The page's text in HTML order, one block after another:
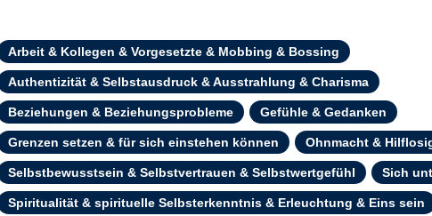
Arbeit & Kollegen & Vorgesetzte & Mobbing & Bossing
Authentizität & Selbstausdruck & Ausstrahlung & Charisma
Beziehungen & Beziehungsprobleme Gefühle & Gedanken
Grenzen setzen & für sich einstehen können Ohnmacht &
Selbstbewusstsein & Selbstvertrauen & Selbstwertgefühl Sich
Spiritualität & spirituelle Selbsterkenntnis & Erleuchtung & Eins sein